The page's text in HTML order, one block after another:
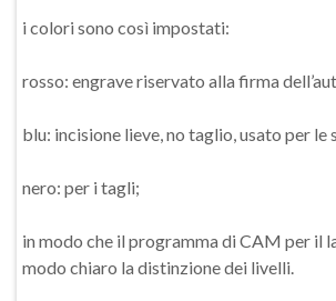
i colori sono così impostati:
rosso: engrave riservato alla firma
blu: incisione lieve, no taglio, usato per le
nero: per i tagli;
in modo che il programma di CAM per il
modo chiaro la distinzione dei livelli.